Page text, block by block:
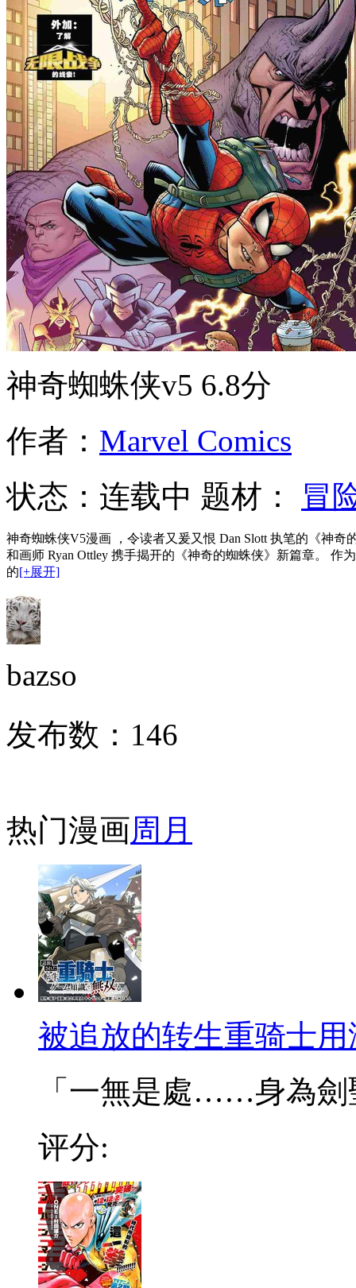
神奇蜘蛛侠v5 6.8分
作者： Marvel Comics
状态： 连载中 题材： 冒
神奇蜘蛛侠V5漫画 ，令读者又爰又恨 Dan Slott 执笔的《神奇
和画师 Ryan Ottley 携手揭开的《神奇的蜘蛛侠》新篇章。 作
的[+展开]
bazso
发布数： 146
热门漫画周 月
被追放的转生重骑士
「一無是處……身為劍
评分: